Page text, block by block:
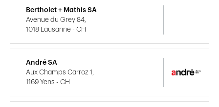
Bertholet + Mathis SA
Avenue du Grey 84,
1018 Lausanne - CH
André SA
Aux Champs Carroz 1,
1169 Yens - CH